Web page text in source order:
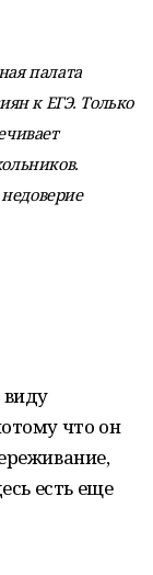
палата
к ЕГЭ. Только
что он
есть еще